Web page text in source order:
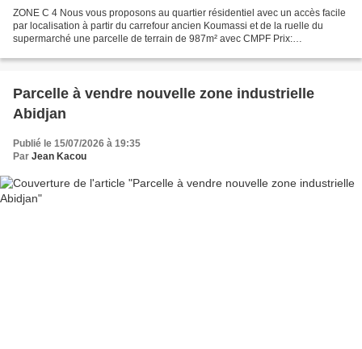
ZONE C 4 Nous vous proposons au quartier résidentiel avec un accès facile
par localisation à partir du carrefour ancien Koumassi et de la ruelle du
supermarché une parcelle de terrain de 987m² avec CMPF Prix:
Parcelle à vendre nouvelle zone industrielle
Abidjan
Publié le 15/07/2026 à 19:35
Par Jean Kacou